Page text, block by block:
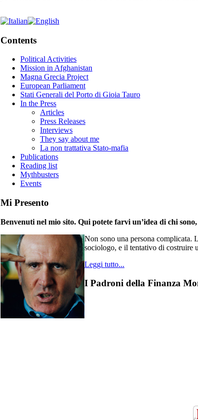
Contents
Political Activities
Mission in Afghanistan
Magna Grecia Project
European Parliament
Stati Generali del Porto di Gioia Tauro
In the Press
Articles
Press Releases
Interviews
They say about me
La non trattativa Stato-mafia
Publications
Reading list
Mythbusters
Events
Mi Presento
Benvenuti nel mio sito. Qui potete farvi un’idea di chi
Non sono una persona complicata.
sociologo, e il tentativo di costruire
Leggi tutto...
I Padroni della Finanza